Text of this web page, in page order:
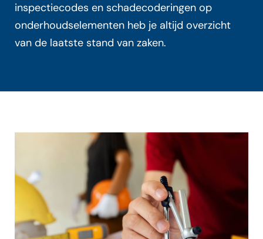
inspectiecodes en schadecoderingen op
onderhoudselementen heb je altijd overzicht
van de laatste stand van zaken.